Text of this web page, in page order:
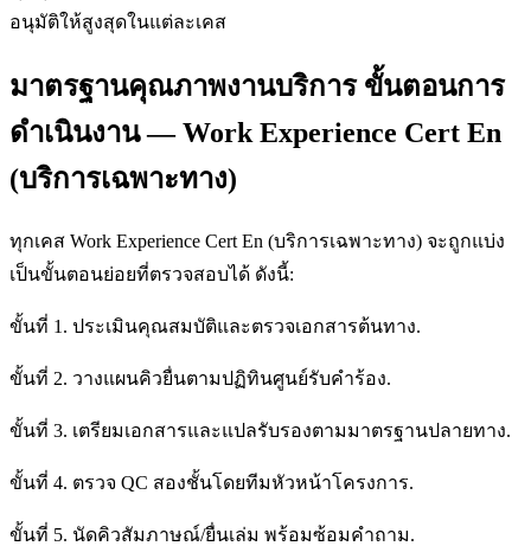
อนุมัติให้สูงสุดในแต่ละเคส
มาตรฐานคุณภาพงานบริการ ขั้นตอนการ
ดำเนินงาน — Work Experience Cert En
(บริการเฉพาะทาง)
ทุกเคส Work Experience Cert En (บริการเฉพาะทาง) จะถูกแบ่ง
เป็นขั้นตอนย่อยที่ตรวจสอบได้ ดังนี้:
ขั้นที่ 1. ประเมินคุณสมบัติและตรวจเอกสารต้นทาง.
ขั้นที่ 2. วางแผนคิวยื่นตามปฏิทินศูนย์รับคำร้อง.
ขั้นที่ 3. เตรียมเอกสารและแปลรับรองตามมาตรฐานปลายทาง.
ขั้นที่ 4. ตรวจ QC สองชั้นโดยทีมหัวหน้าโครงการ.
ขั้นที่ 5. นัดคิวสัมภาษณ์/ยื่นเล่ม พร้อมซ้อมคำถาม.